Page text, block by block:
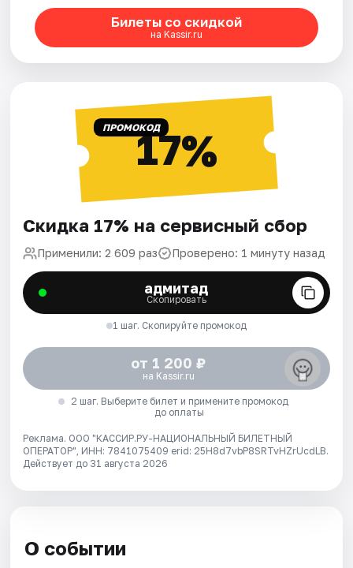
Билеты со скидкой
на Kassir.ru
ПРОМОКОД17%
Скидка 17% на сервисный сбор
Применили: 2 609 раз Проверено: 1 минуту назад
адмитад
Скопировать
1 шаг. Скопируйте промокод
от 1 200 ₽
на Kassir.ru
2 шаг. Выберите билет и примените промокод
до оплаты
Реклама. ООО "КАССИР.РУ-НАЦИОНАЛЬНЫЙ БИЛЕТНЫЙ
ОПЕРАТОР", ИНН: 7841075409 erid: 25H8d7vbP8SRTvHZrUcdLB.
Действует до 31 августа 2026
О событии